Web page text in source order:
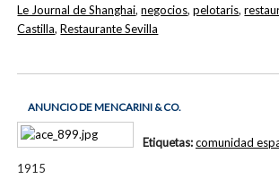
Le Journal de Shanghai,negocios,pelotaris,
Castilla,Restaurante Sevilla
ANUNCIO DE MENCARINI & CO.
1915
Etiquetas:comunidad